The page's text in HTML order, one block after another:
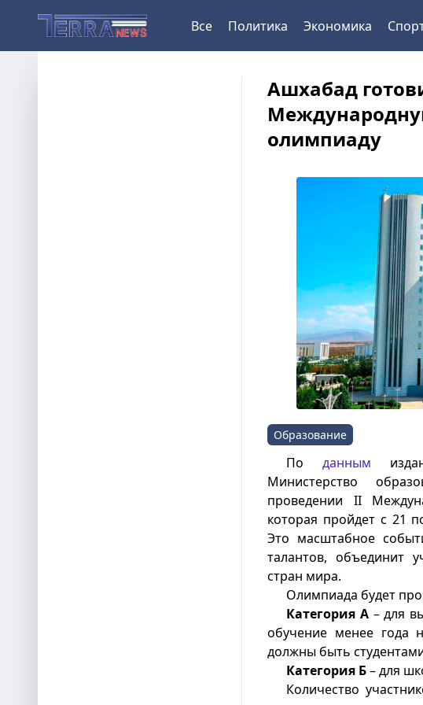
Все Политика Экономика
Ашхабад
олимпиаду
Образование
По данным
Министерство
проведении II
которая пройдет с 21
Это масштабное
талантов, объединит
стран мира.
Олимпиада будет
Категория А– для
обучение менее года
должны быть
Категория Б– для
Количество